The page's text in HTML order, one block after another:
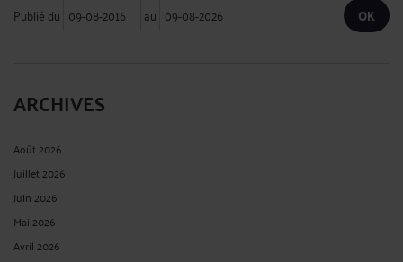
Publié du au
ARCHIVES
Août 2026
Juillet 2026
Juin 2026
Mai 2026
Avril 2026